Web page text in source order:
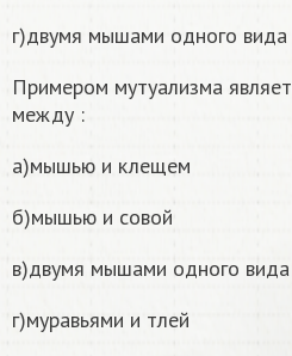
г)двумя мышами одного вида
Примером мутуализма
между :
а)мышью и клещем
б)мышью и совой
в)двумя мышами одного вида
г)муравьями и тлей